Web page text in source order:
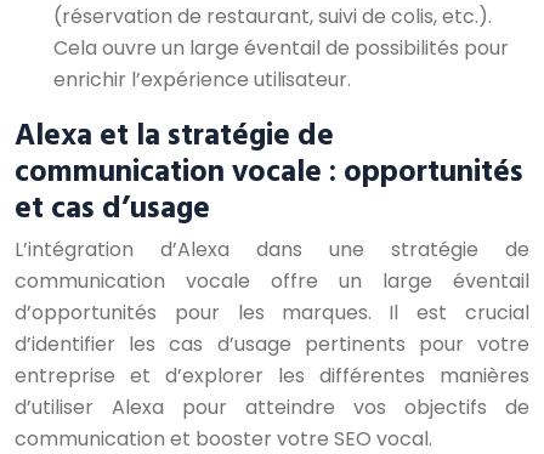
(réservation de restaurant, suivi de colis, etc.).
Cela ouvre un large éventail de possibilités pour
enrichir l’expérience utilisateur.
Alexa et la stratégie de
communication vocale : opportunités
et cas d’usage
L’intégration d’Alexa dans une stratégie de
communication vocale offre un large éventail
d’opportunités pour les marques. Il est crucial
d’identifier les cas d’usage pertinents pour votre
entreprise et d’explorer les différentes manières
d’utiliser Alexa pour atteindre vos objectifs de
communication et booster votre SEO vocal.